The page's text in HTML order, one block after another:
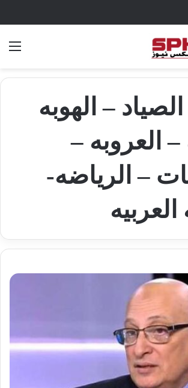
الصياد – الهوبه
– العروبه –
– الرياضه-
العربيه